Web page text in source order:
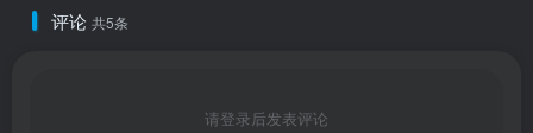
评论 共5条
请登录后发表评论